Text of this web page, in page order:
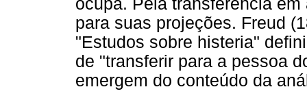
para suas projeções. Freud
"Estudos sobre histeria"
de "transferir para a pessoa
emergem do conteúdo da